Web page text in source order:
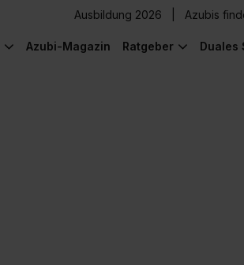
Ausbildung 2026 Azubis
Azubi-Magazin Ratgeber Duales